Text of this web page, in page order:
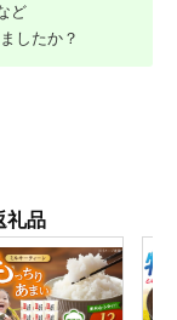
ど
したか？
礼品